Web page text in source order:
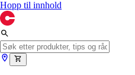
Hopp til innhold